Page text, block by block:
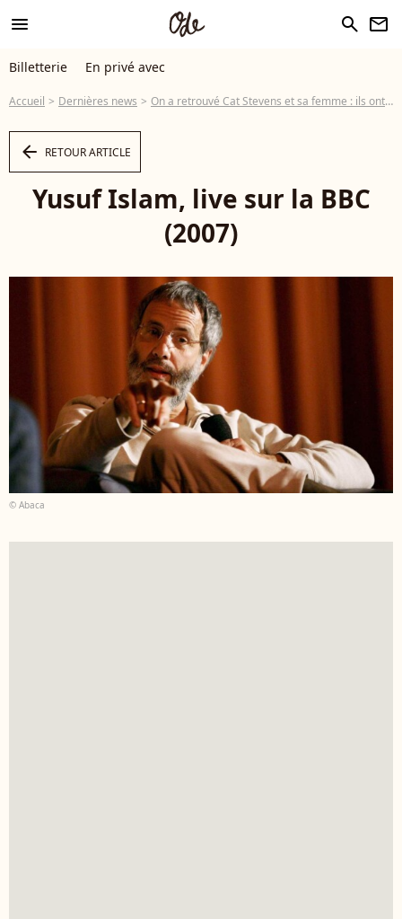
menu search newsletter
Billetterie En privé avec
Accueil Dernières news On a retrouvé Cat Stevens et sa femme : ils ont fait... "fortune" !
arrow_left RETOUR ARTICLE
Yusuf Islam, live sur la BBC
(2007)
© Abaca